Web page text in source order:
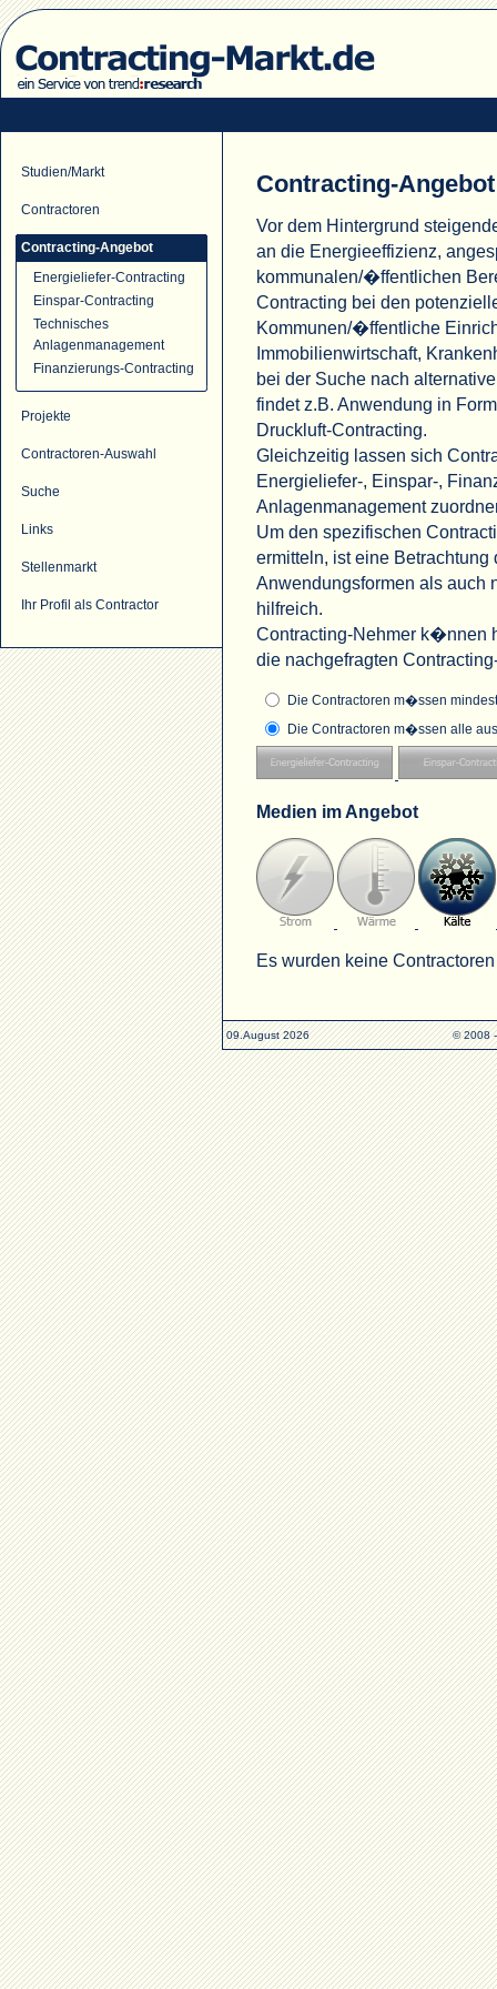
Studien/Markt
Contractoren
Contracting-Angebot
Energieliefer-Contracting
Einspar-Contracting
Technisches
Anlagenmanagement
Finanzierungs-Contracting
Projekte
Contractoren-Auswahl
Suche
Links
Stellenmarkt
Ihr Profil als Contractor
Contracting-Angebot
Vor dem Hintergrund
an die Energieeffizienz,
kommunalen/�ffentlichen
Contracting bei den
Kommunen/�ffentliche
Immobilienwirtschaft,
bei der Suche nach
findet z.B. Anwendung in
Druckluft-Contracting.
Gleichzeitig lassen sich
Energieliefer-, Einspar-,
Anlagenmanagement
Um den spezifischen
ermitteln, ist eine
Anwendungsformen als auch
hilfreich.
Contracting-Nehmer k�nnen
die nachgefragten
Die Contractoren m�ssen
Die Contractoren m�ssen alle
Medien im Angebot
Es wurden keine
09.August 2026 © 2008